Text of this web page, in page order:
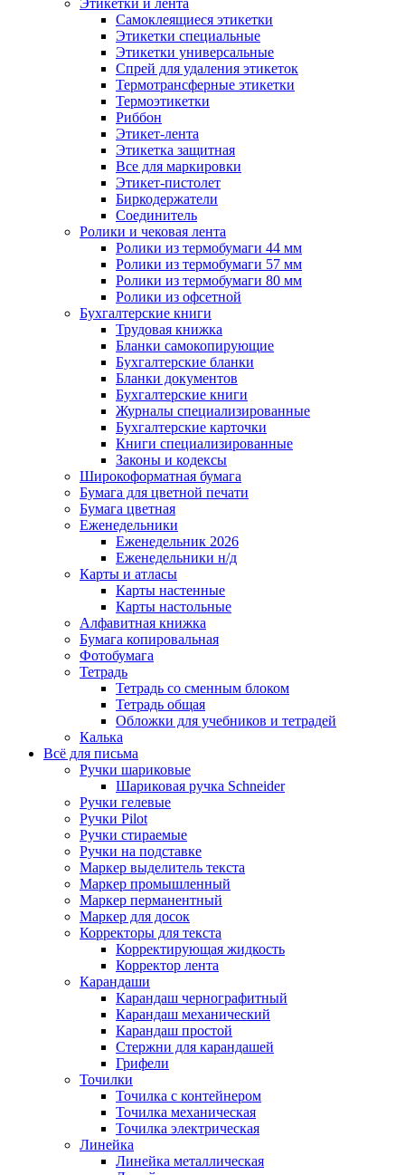
Этикетки и лента
Самоклеящиеся этикетки
Этикетки специальные
Этикетки универсальные
Спрей для удаления этикеток
Термотрансферные этикетки
Термоэтикетки
Риббон
Этикет-лента
Этикетка защитная
Все для маркировки
Этикет-пистолет
Биркодержатели
Соединитель
Ролики и чековая лента
Ролики из термобумаги 44 мм
Ролики из термобумаги 57 мм
Ролики из термобумаги 80 мм
Ролики из офсетной
Бухгалтерские книги
Трудовая книжка
Бланки самокопирующие
Бухгалтерские бланки
Бланки документов
Бухгалтерские книги
Журналы специализированные
Бухгалтерские карточки
Книги специализированные
Законы и кодексы
Широкоформатная бумага
Бумага для цветной печати
Бумага цветная
Еженедельники
Еженедельник 2026
Еженедельники н/д
Карты и атласы
Карты настенные
Карты настольные
Алфавитная книжка
Бумага копировальная
Фотобумага
Тетрадь
Тетрадь со сменным блоком
Тетрадь общая
Обложки для учебников и тетрадей
Калька
Всё для письма
Ручки шариковые
Шариковая ручка Schneider
Ручки гелевые
Ручки Pilot
Ручки стираемые
Ручки на подставке
Маркер выделитель текста
Маркер промышленный
Маркер перманентный
Маркер для досок
Корректоры для текста
Корректирующая жидкость
Корректор лента
Карандаши
Карандаш чернографитный
Карандаш механический
Карандаш простой
Стержни для карандашей
Грифели
Точилки
Точилка с контейнером
Точилка механическая
Точилка электрическая
Линейка
Линейка металлическая